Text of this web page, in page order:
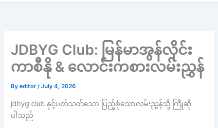
JDBYG Club: မြန်မာအွန်လိုင်း
ကာစီနို & လောင်းကစားလမ်းညွှန်
Byeditor/July 4, 2026
jdbyg club နှင့်ပတ်သတ်သော ပြည့်စုံသောလမ်းညွှန်သို့ ကြိုဆို
ပါသည်